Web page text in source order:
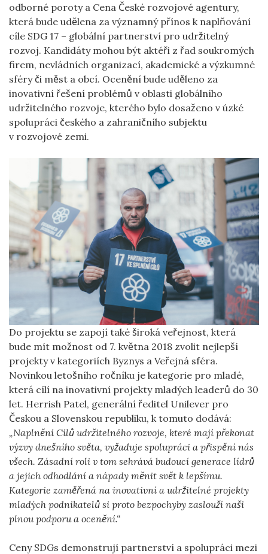
odborné poroty a Cena České rozvojové agentury,
která bude udělena za významný přínos k naplňování
cíle SDG 17 – globální partnerství pro udržitelný
rozvoj. Kandidáty mohou být aktéři z řad soukromých
firem, nevládních organizací, akademické a výzkumné
sféry či měst a obcí. Ocenění bude uděleno za
inovativní řešení problémů v oblasti globálního
udržitelného rozvoje, kterého bylo dosaženo v úzké
spolupráci českého a zahraničního subjektu
v rozvojové zemi.
Do projektu se zapojí také široká veřejnost, která
bude mít možnost od 7. května 2018 zvolit nejlepší
projekty v kategoriích Byznys a Veřejná sféra.
Novinkou letošního ročníku je kategorie pro mladé,
která cílí na inovativní projekty mladých leaderů do 30
let. Herrish Patel, generální ředitel Unilever pro
Českou a Slovenskou republiku, k tomuto dodává:
„Naplnění Cílů udržitelného rozvoje, které mají překonat
výzvy dnešního světa, vyžaduje spolupráci a přispění nás
všech. Zásadní roli v tom sehrává budoucí generace lídrů
a jejich odhodlání a nápady měnit svět k lepšímu.
Kategorie zaměřená na inovativní a udržitelné projekty
mladých podnikatelů si proto bezpochyby zaslouží naši
plnou podporu a ocenění.“
Ceny SDGs demonstrují partnerství a spolupráci mezi